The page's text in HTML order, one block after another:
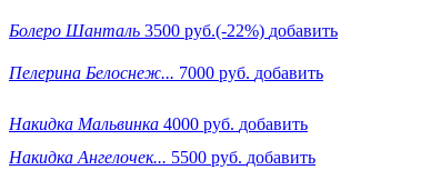
Болеро Шанталь 3500 руб.(-22%) добавить
Пелерина Белоснеж... 7000 руб. добавить
Накидка Мальвинка 4000 руб. добавить
Накидка Ангелочек... 5500 руб. добавить